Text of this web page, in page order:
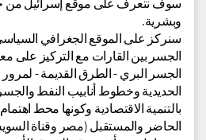
إسرائيل في الشرق الأوسط:
معقدة (الصف التاسع)
مجالات المعرفة: جغرافيا الإنسان
للمزيد
في هذه الوحدة سنتعرف على
التركيز على موقعها في منطقة
القارات الثلاث: إفريقيا وأوروبا وآسيا.
سوف نتعرف على موقع إسرائيل من